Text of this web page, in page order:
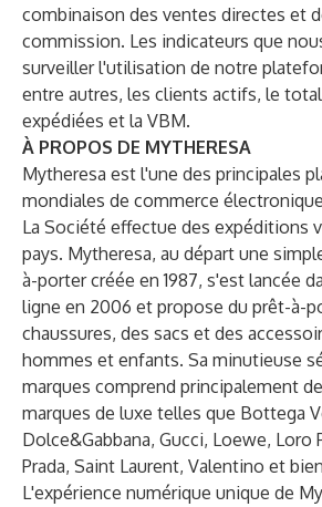
combinaison des ventes directes et
commission. Les indicateurs que
surveiller l'utilisation de notre
entre autres, les clients actifs, le
expédiées et la VBM.
À PROPOS DE MYTHERESA
Mytheresa est l'une des principales
mondiales de commerce
La Société effectue des expéditions
pays. Mytheresa, au départ une
à-porter créée en 1987, s'est lancée
ligne en 2006 et propose du prêt-à-
chaussures, des sacs et des
hommes et enfants. Sa minutieuse
marques comprend principalement
marques de luxe telles que Bottega
Dolce&Gabbana, Gucci, Loewe, Loro
Prada, Saint Laurent, Valentino et
L'expérience numérique unique de